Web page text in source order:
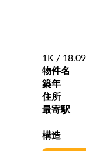
1K /
物件名
築年
住所
最寄駅
構造